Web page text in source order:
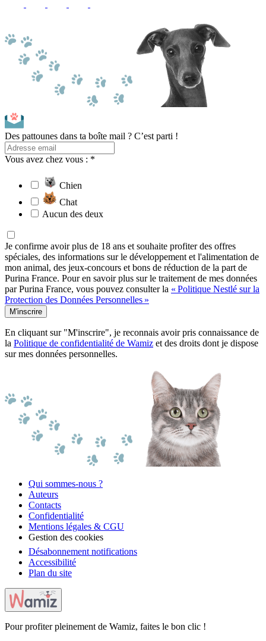
Des pattounes dans ta boîte mail ? C’est parti !
Vous avez chez vous : *
Chien
Chat
Aucun des deux
Je confirme avoir plus de 18 ans et souhaite profiter des offres
spéciales, des informations sur le développement et l'alimentation de
mon animal, des jeux-concours et bons de réduction de la part de
Purina France. Pour en savoir plus sur le traitement de mes données
par Purina France, vous pouvez consulter la « Politique Nestlé sur la
Protection des Données Personnelles »
M'inscrire
En cliquant sur "M'inscrire", je reconnais avoir pris connaissance de
la Politique de confidentialité de Wamiz et des droits dont je dispose
sur mes données personnelles.
Qui sommes-nous ?
Auteurs
Contacts
Confidentialité
Mentions légales & CGU
Gestion des cookies
Désabonnement notifications
Accessibilité
Plan du site
Pour profiter pleinement de Wamiz, faites le bon clic !